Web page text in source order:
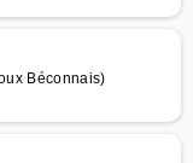
Béconnais)